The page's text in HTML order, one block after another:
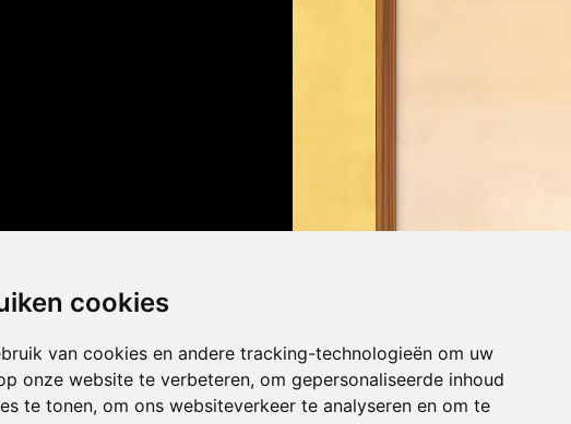
cookies
van cookies en andere tracking-technologieën om uw
onze website te verbeteren, om gepersonaliseerde inhoud
te tonen, om ons websiteverkeer te analyseren en om te
handleiding